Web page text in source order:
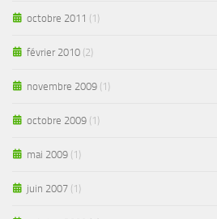
octobre 2011 (1)
février 2010 (2)
novembre 2009 (1)
octobre 2009 (1)
mai 2009 (1)
juin 2007 (1)